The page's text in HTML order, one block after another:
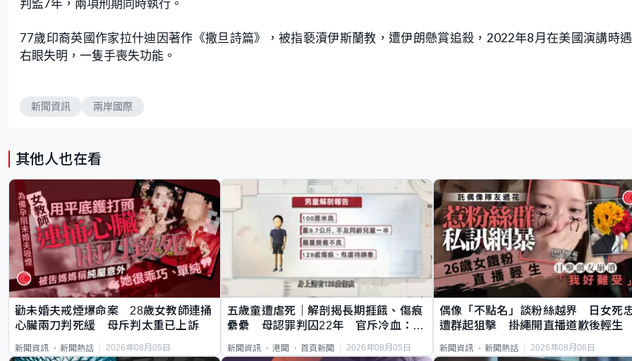
77歲印裔英國作家拉什迪因著作《撒旦詩篇》，被指褻瀆伊斯蘭教，遭伊朗懸賞追殺，2022年8月在美國演講時
右眼失明，一隻手喪失功能。
新聞資訊 兩岸國際
其他人也在看
勸未婚夫戒煙爆命案 28歲女教師連捅
心臟兩刀判死緩 母斥判太重已上訴
新聞資訊 新聞熱話 2026年08月05日
五歲童遭虐死｜解剖揭長期捱餓、傷痕
纍纍 母認罪判囚22年 官斥冷血：同
新聞資訊 港聞 首頁新聞 2026年08月05日
偶像「不點名」談粉絲越界 日女死
遭群起狙擊 掛繩開直播道歉後輕生
新聞資訊 新聞熱話 2026年08月06日